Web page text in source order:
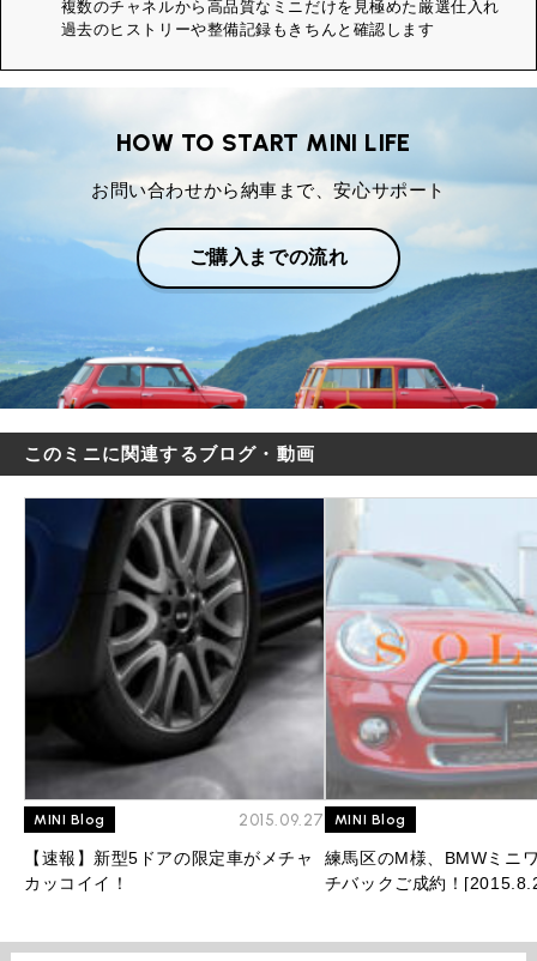
複数のチャネルから高品質なミニだけを見極めた厳選仕入れ
過去のヒストリーや整備記録もきちんと確認します
HOW TO START MINI LIFE
お問い合わせから納車まで、安心サポート
ご購入までの流れ
このミニに関連するブログ・動画
MINI Blog 2015.09.27
【速報】新型5ドアの限定車がメチャ
カッコイイ！
MINI Blog
練馬区のM様、BMWミニ
チバックご成約！